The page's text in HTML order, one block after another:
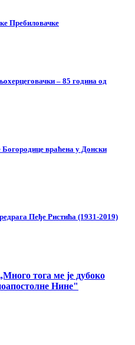
Пребиловачке
– 85 година од
враћена у Донски
Пеђе Ристића (1931-2019)
тога ме је дубоко
Нине"